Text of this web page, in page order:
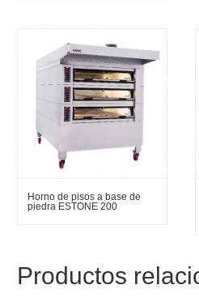
Horno de pisos a base de
piedra ESTONE 200
Productos